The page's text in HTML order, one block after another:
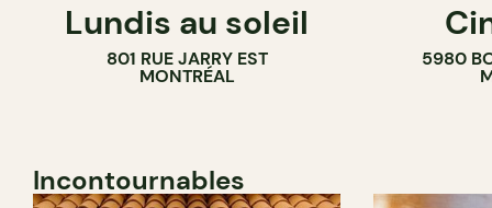
BAR À VIN
Lundis au soleil
801 RUE JARRY EST
MONTRÉAL
COMPTOIR
CAVISTE
5980
Incontournables